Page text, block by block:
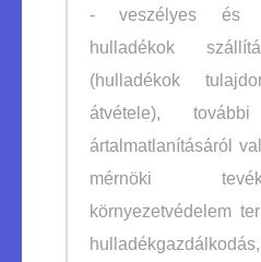
- veszélyes és
hulladékok
(hulladékok
átvétele), további
ártalmatlanításáról
mérnöki
környezetvédelem